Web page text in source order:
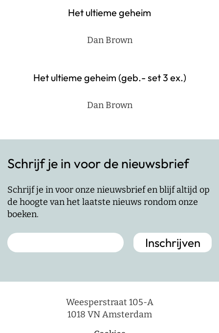
Het ultieme geheim
Dan Brown
Het ultieme geheim (geb.- set 3 ex.)
Dan Brown
Schrijf je in voor de nieuwsbrief
Schrijf je in voor onze nieuwsbrief en blijf altijd op
de hoogte van het laatste nieuws rondom onze
boeken.
Weesperstraat 105-A
1018 VN Amsterdam